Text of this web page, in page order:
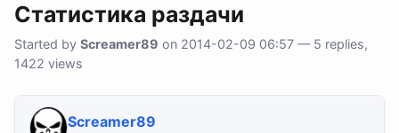
Статистика раздачи
Started by Screamer89 on 2014-02-09 06:57 — 5 replies,
1422 views
Screamer89